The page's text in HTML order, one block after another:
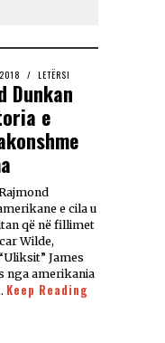
LETËRSI
Dunkan
e
e cila u
që në fillimet
Wilde,
James
nga amerikania
Keep Reading